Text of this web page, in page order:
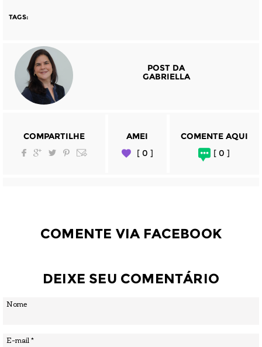
TAGS:
POST DA
GABRIELLA
COMPARTILHE
AMEI
[ 0 ]
COMENTE AQUI
[ 0 ]
COMENTE VIA FACEBOOK
DEIXE SEU COMENTÁRIO